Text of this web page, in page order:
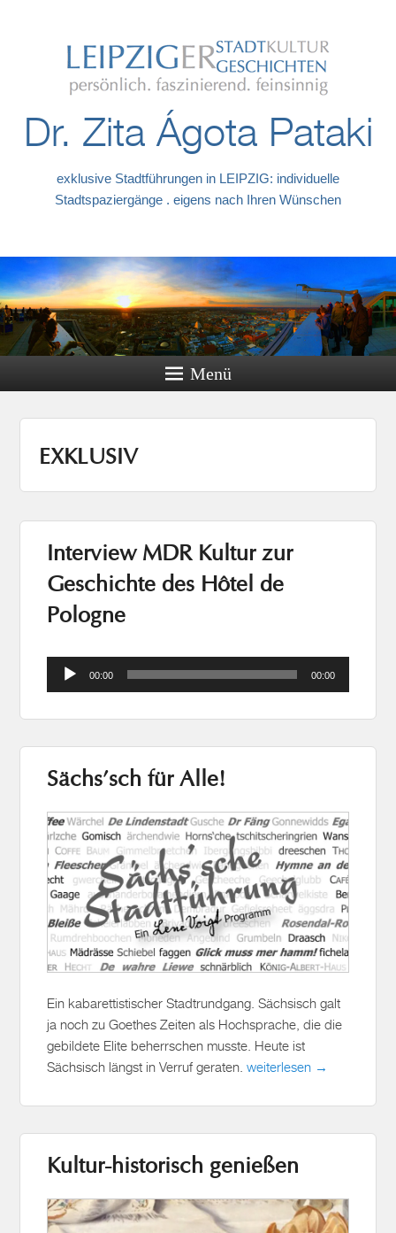
Dr. Zita Ágota Pataki
exklusive Stadtführungen in LEIPZIG: individuelle
Stadtspaziergänge . eigens nach Ihren Wünschen
Menü
EXKLUSIV
Interview MDR Kultur zur
Geschichte des Hôtel de
Pologne
Audio-
Player
00:00 00:00
Sächs’sch für Alle!
Ein kabarettistischer Stadtrundgang. Sächsisch galt
ja noch zu Goethes Zeiten als Hochsprache, die die
gebildete Elite beherrschen musste. Heute ist
Sächsisch längst in Verruf geraten.weiterlesen →
Kultur-historisch genießen